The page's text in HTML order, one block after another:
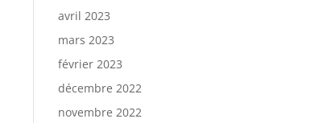
avril 2023
mars 2023
février 2023
décembre 2022
novembre 2022